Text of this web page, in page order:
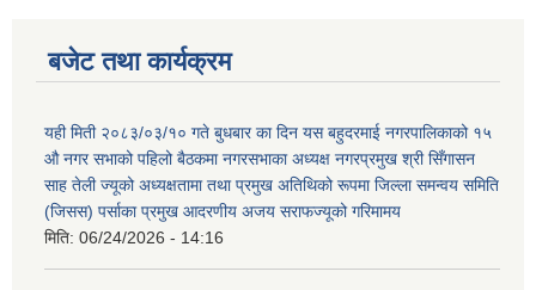
बजेट तथा कार्यक्रम
यही मिती २०८३/०३/१० गते बुधबार का दिन यस बहुदरमाई नगरपालिकाको १५
औ नगर सभाको पहिलो बैठकमा नगरसभाका अध्यक्ष नगरप्रमुख श्री सिँगासन
साह तेली ज्यूको अध्यक्षतामा तथा प्रमुख अतिथिको रूपमा जिल्ला समन्वय समिति
(जिसस) पर्साका प्रमुख आदरणीय अजय सराफज्यूको गरिमामय
मिति: 06/24/2026 - 14:16